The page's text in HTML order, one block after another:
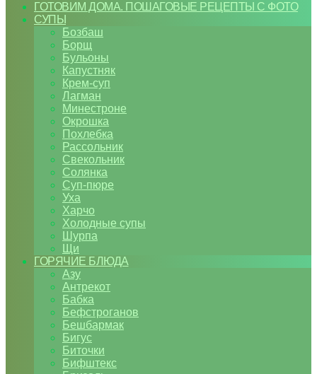
ГОТОВИМ ДОМА. ПОШАГОВЫЕ РЕЦЕПТЫ С ФОТО
СУПЫ
Бозбаш
Борщ
Бульоны
Капустняк
Крем-суп
Лагман
Минестроне
Окрошка
Похлебка
Рассольник
Свекольник
Солянка
Суп-пюре
Уха
Харчо
Холодные супы
Шурпа
Щи
ГОРЯЧИЕ БЛЮДА
Азу
Антрекот
Бабка
Бефстроганов
Бешбармак
Бигус
Биточки
Бифштекс